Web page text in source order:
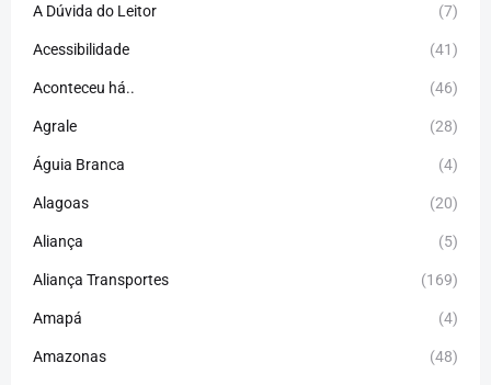
A Dúvida do Leitor (7)
Acessibilidade (41)
Aconteceu há.. (46)
Agrale (28)
Águia Branca (4)
Alagoas (20)
Aliança (5)
Aliança Transportes (169)
Amapá (4)
Amazonas (48)